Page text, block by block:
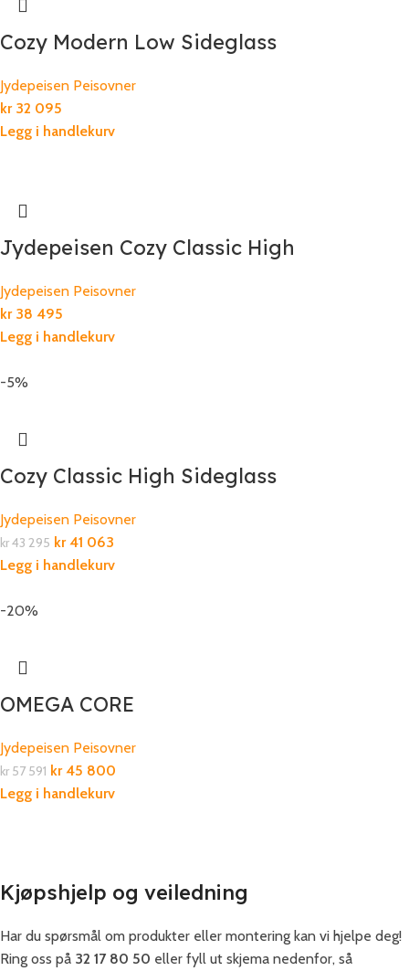
Cozy Modern Low Sideglass
Jydepeisen Peisovner
kr32 095
Legg i handlekurv
Jydepeisen Cozy Classic High
Jydepeisen Peisovner
kr38 495
Legg i handlekurv
-5%
Cozy Classic High Sideglass
Jydepeisen Peisovner
kr43 295 kr41 063
Legg i handlekurv
-20%
OMEGA CORE
Jydepeisen Peisovner
kr 57 591 kr45 800
Legg i handlekurv
Kjøpshjelp og veiledning
Har du spørsmål om produkter eller montering kan vi hjelpe deg!
Ring oss på 32 17 80 50 eller fyll ut skjema nedenfor, så